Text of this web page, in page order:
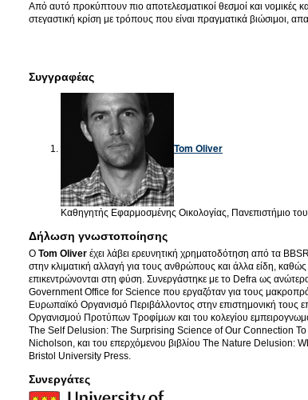
Από αυτό προκύπτουν πιο αποτελεσματικοί θεσμοί και νομικές
στεγαστική κρίση με τρόπους που είναι πραγματικά βιώσιμοι,
Συγγραφέας
Tom Oliver
Καθηγητής Εφαρμοσμένης Οικολογίας, Πανεπιστήμιο
Δήλωση γνωστοποίησης
Ο Tom Oliver έχει λάβει ερευνητική χρηματοδότηση από τα
στην κλιματική αλλαγή για τους ανθρώπους και άλλα είδη,
επικεντρώνονται στη φύση. Συνεργάστηκε με το Defra ως
Government Office for Science που εργαζόταν για τους
Ευρωπαϊκό Οργανισμό Περιβάλλοντος στην επιστημονική τους
Οργανισμού Προτύπων Τροφίμων και του κολεγίου
The Self Delusion: The Surprising Science of Our Connection
Nicholson, και του επερχόμενου βιβλίου The Nature Delusion:
Bristol University Press.
Συνεργάτες